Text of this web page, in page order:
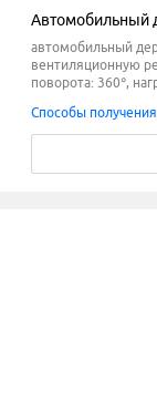
Автомобильный
автомобильный
вентиляционную
поворота: 360°,
Способы получения